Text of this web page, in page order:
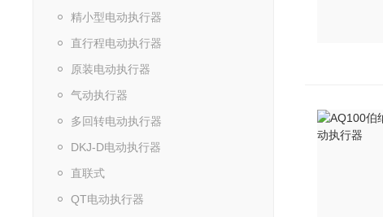
精小型电动执行器
直行程电动执行器
原装电动执行器
气动执行器
多回转电动执行器
DKJ-D电动执行器
直联式
QT电动执行器